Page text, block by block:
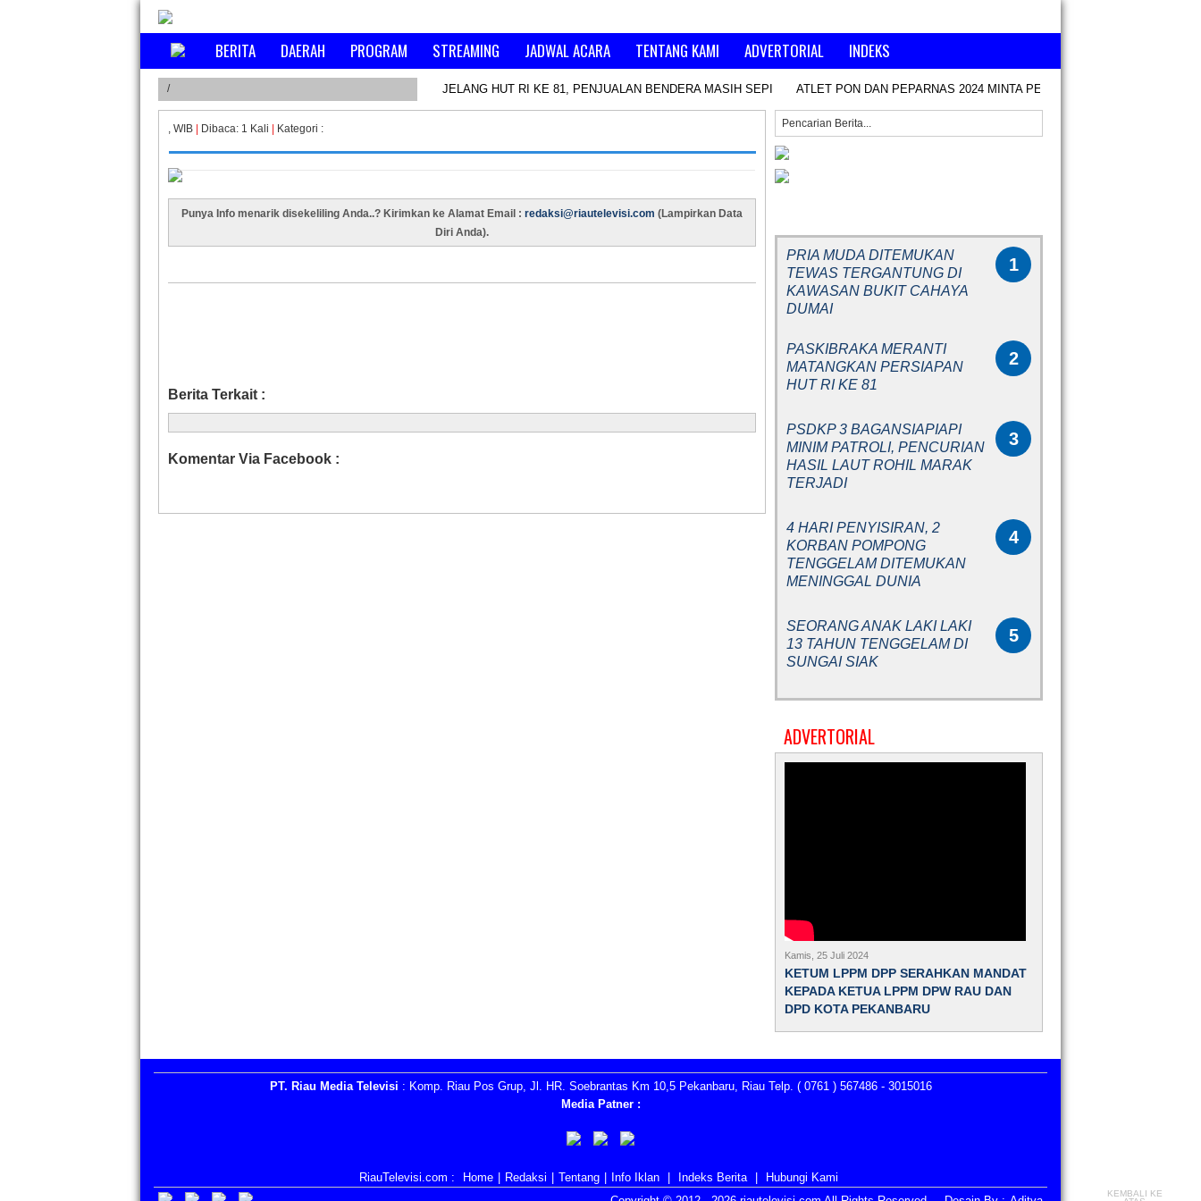
BERITA DAERAH PROGRAM STREAMING JADWAL ACARA TENTANG KAMI ADVERTORIAL INDEKS
/ JELANG HUT RI KE 81, PENJUALAN BENDERA MASIH SEPI ATLET PON DAN PEPARNAS 2024 MINTA PENCAIRAN KEKURANGAN
KEMBALI KE
, WIB Dibaca: 1 Kali Kategori :
Punya Info menarik disekeliling Anda..? Kirimkan ke Alamat Email : redaksi@riautelevisi.com (Lampirkan Data
Diri Anda).
Berita Terkait :
Komentar Via Facebook :
1
PRIA MUDA DITEMUKAN
TEWAS TERGANTUNG DI
KAWASAN BUKIT CAHAYA
DUMAI
2
PASKIBRAKA MERANTI
MATANGKAN PERSIAPAN
HUT RI KE 81
3
PSDKP 3 BAGANSIAPIAPI
MINIM PATROLI, PENCURIAN
HASIL LAUT ROHIL MARAK
TERJADI
4
4 HARI PENYISIRAN, 2
KORBAN POMPONG
TENGGELAM DITEMUKAN
MENINGGAL DUNIA
5
SEORANG ANAK LAKI LAKI
13 TAHUN TENGGELAM DI
SUNGAI SIAK
ADVERTORIAL
Kamis, 25 Juli 2024
KETUM LPPM DPP SERAHKAN MANDAT
KEPADA KETUA LPPM DPW RAU DAN
DPD KOTA PEKANBARU
PT. Riau Media Televisi : Komp. Riau Pos Grup, Jl. HR. Soebrantas Km 10,5 Pekanbaru, Riau Telp. ( 0761 ) 567486 - 3015016
Media Patner :
RiauTelevisi.com : Home Redaksi Tentang Info Iklan Indeks Berita
Hubungi Kami